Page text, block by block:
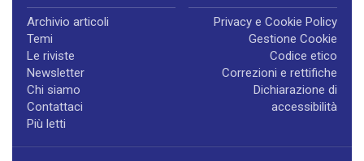
Archivio articoli
Temi
Le riviste
Newsletter
Chi siamo
Contattaci
Più letti
Privacy e Cookie Policy
Gestione Cookie
Codice etico
Correzioni e rettifiche
Dichiarazione di
accessibilità